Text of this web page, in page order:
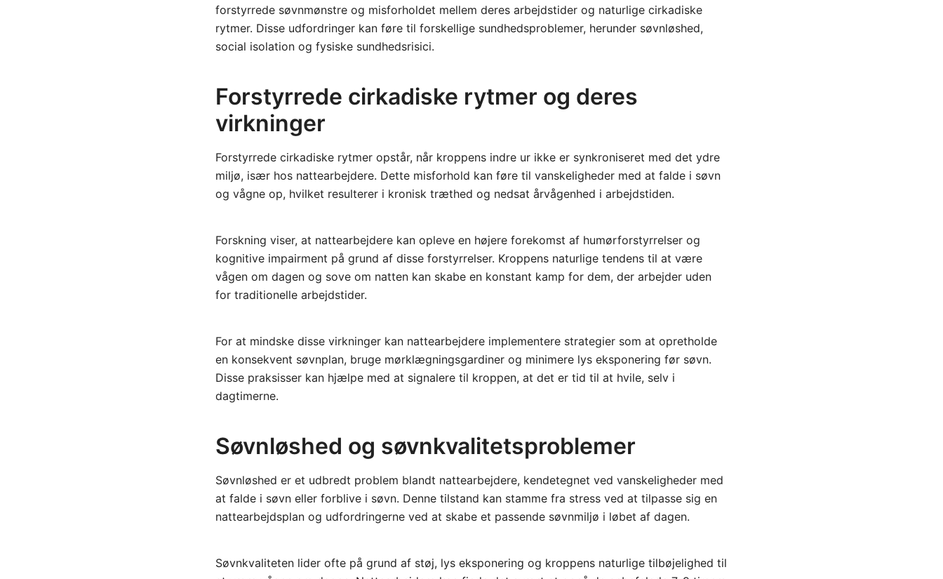
forstyrrede søvnmønstre og misforholdet mellem deres arbejdstider og naturlige cirkadiske
rytmer. Disse udfordringer kan føre til forskellige sundhedsproblemer, herunder søvnløshed,
social isolation og fysiske sundhedsrisici.
Forstyrrede cirkadiske rytmer og deres
virkninger
Forstyrrede cirkadiske rytmer opstår, når kroppens indre ur ikke er synkroniseret med det ydre
miljø, især hos nattearbejdere. Dette misforhold kan føre til vanskeligheder med at falde i søvn
og vågne op, hvilket resulterer i kronisk træthed og nedsat årvågenhed i arbejdstiden.
Forskning viser, at nattearbejdere kan opleve en højere forekomst af humørforstyrrelser og
kognitive impairment på grund af disse forstyrrelser. Kroppens naturlige tendens til at være
vågen om dagen og sove om natten kan skabe en konstant kamp for dem, der arbejder uden
for traditionelle arbejdstider.
For at mindske disse virkninger kan nattearbejdere implementere strategier som at opretholde
en konsekvent søvnplan, bruge mørklægningsgardiner og minimere lys eksponering før søvn.
Disse praksisser kan hjælpe med at signalere til kroppen, at det er tid til at hvile, selv i
dagtimerne.
Søvnløshed og søvnkvalitetsproblemer
Søvnløshed er et udbredt problem blandt nattearbejdere, kendetegnet ved vanskeligheder med
at falde i søvn eller forblive i søvn. Denne tilstand kan stamme fra stress ved at tilpasse sig en
nattearbejdsplan og udfordringerne ved at skabe et passende søvnmiljø i løbet af dagen.
Søvnkvaliteten lider ofte på grund af støj, lys eksponering og kroppens naturlige tilbøjelighed til